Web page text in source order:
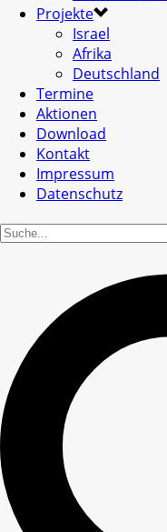
Projekte
Israel
Afrika
Deutschland
Termine
Aktionen
Download
Kontakt
Impressum
Datenschutz